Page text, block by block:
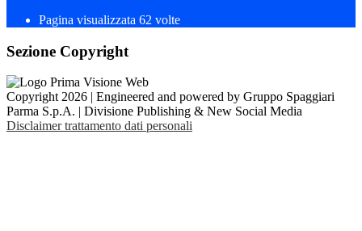
Pagina visualizzata 62 volte
Sezione Copyright
Copyright 2026 | Engineered and powered by Gruppo Spaggiari
Parma S.p.A. | Divisione Publishing & New Social Media
Disclaimer trattamento dati personali